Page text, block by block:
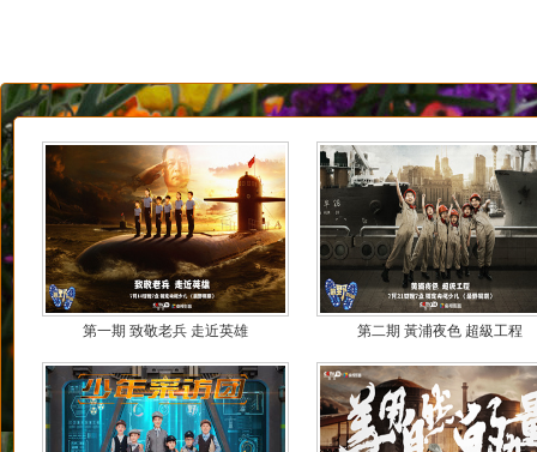
第一期 致敬老兵 走近英雄 第二期 黃浦夜色 超級工程